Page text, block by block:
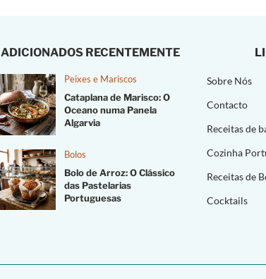
ADICIONADOS RECENTEMENTE
Peixes e Mariscos
Cataplana de Marisco: O
Oceano numa Panela
Algarvia
Bolos
Bolo de Arroz: O Clássico
das Pastelarias
Portuguesas
Sobre Nós
Contacto
Receitas de
Cozinha
Receitas de
Cocktails